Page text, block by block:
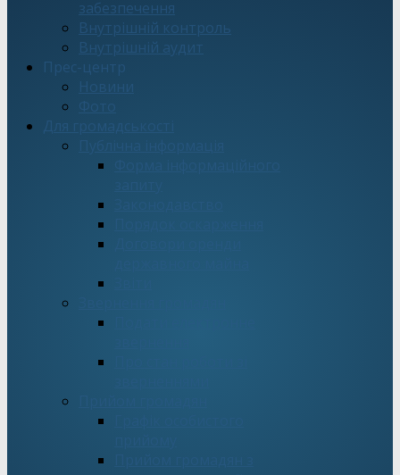
забезпечення
Внутрішній контроль
Внутрішній аудит
Прес-центр
Новини
Фото
Для громадськості